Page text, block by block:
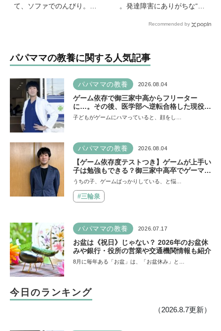
て、ソファでのんびり。小
。発達障害にありがちな“誤
イザーが解説】Recommended by
パパママの教養に関する人気記事
パパママの教養 2026.08.04
ゲーム依存で御三家中高からフリーター
に…。その後、医学部へ逆転合格した現役医
師が断言「ゲームの経験が受験勉強に役立っ
子どもがゲームにハマっていると、顔をし…
パパママの教養 2026.08.04
【ゲーム依存度テストつき】ゲームが上手い
子は勉強もできる？御三家中高卒でゲーマー
の医師・阿部智史さんが教えるゲームしなが
うちの子、ゲームばっかりしている、と悩…
#三輪泉
パパママの教養 2026.07.17
お盆は《祝日》じゃない？ 2026年のお盆休
みや銀行・役所の営業や交通機関情報も紹介
8月に毎年ある「お盆」は、「お盆休み」と…
今日のランキング
（2026.8.7更新）